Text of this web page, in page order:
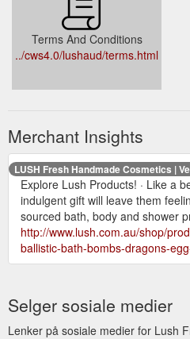
Terms And Conditions
../cws4.0/lushaud/terms.html
Merchant Insights
LUSH Fresh Handmade Cosmetics |
Explore Lush Products! · Like a
indulgent gift will leave them
sourced bath, body and shower
http://www.lush.com.au/shop/
ballistic-bath-bombs-dragons-
Selger sosiale medier
Lenker på sosiale medier for Lush